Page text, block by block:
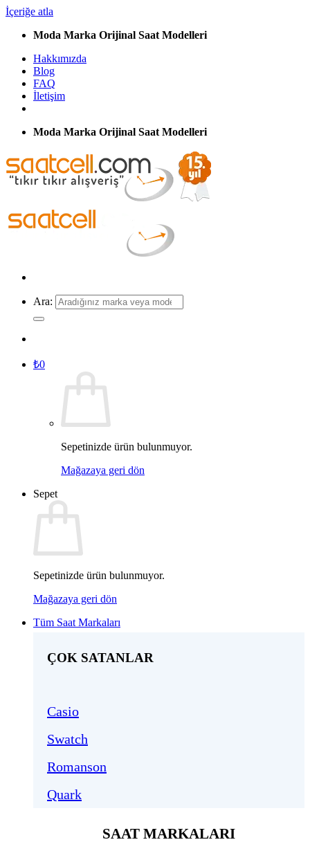
İçeriğe atla
Moda Marka Orijinal Saat Modelleri
Hakkımızda
Blog
FAQ
İletişim
Moda Marka Orijinal Saat Modelleri
Ara:
₺0
Sepetinizde ürün bulunmuyor.
Mağazaya geri dön
Sepet
Sepetinizde ürün bulunmuyor.
Mağazaya geri dön
Tüm Saat Markaları
ÇOK SATANLAR
Casio
Swatch
Romanson
Quark
SAAT MARKALARI